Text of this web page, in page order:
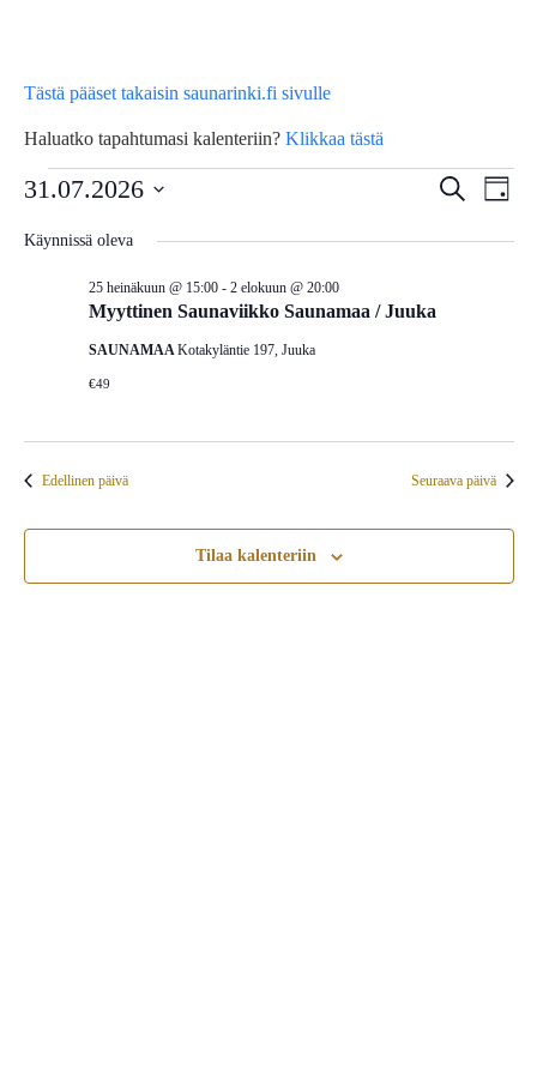
Tästä pääset takaisin saunarinki.fi sivulle
Haluatko tapahtumasi kalenteriin? Klikkaa tästä
Tapahtumat
for
heinäkuun,
2026
Etsi
Päivä
31.07.2026
Käynnissä oleva
Myyttinen Saunaviikko Saunamaa / Juuka
25 heinäkuun @ 15:00- 2 elokuun @ 20:00
SAUNAMAAKotakyläntie 197, Juuka
€49
Edellinen päivä Seuraava päivä
Tilaa kalenteriin